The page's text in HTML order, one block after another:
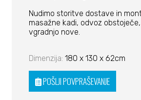
Nudimo storitve dostave in
masažne kadi, odvoz
vgradnjo nove.
Dimenzija: 180 x 130 x 62cm
POŠLJI POVPRAŠEVANJE